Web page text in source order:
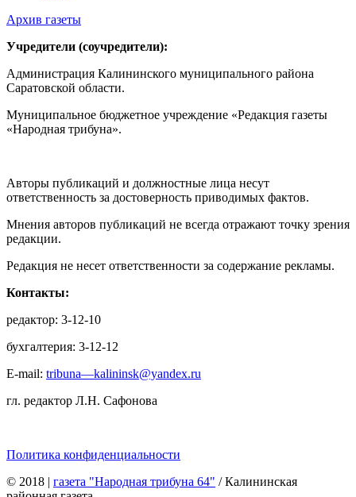
Архив газеты
Учредители (соучредители):
Администрация Калининского муниципального района
Саратовской области.
Муниципальное бюджетное учреждение «Редакция газеты
«Народная трибуна».
Авторы публикаций и должностные лица несут
ответственность за достоверность приводимых фактов.
Мнения авторов публикаций не всегда отражают точку зрения
редакции.
Редакция не несет ответственности за содержание рекламы.
Контакты:
редактор: 3-12-10
бухгалтерия: 3-12-12
E-mail: tribuna—kalininsk@yandex.ru
гл. редактор Л.Н. Сафонова
Политика конфиденциальности
© 2018 | газета "Народная трибуна 64" / Калининская